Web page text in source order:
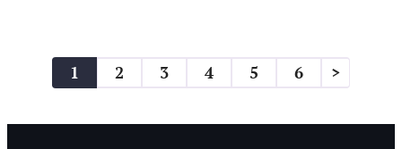
Artikkelien
sivutus
1 2 3 4 5 6 >